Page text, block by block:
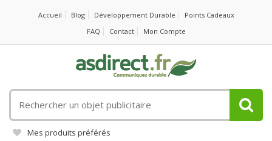
Accueil Blog Développement Durable
Points Cadeaux
FAQ
Contact Mon Compte
un
objet
publicitaire
Mes produits préférés